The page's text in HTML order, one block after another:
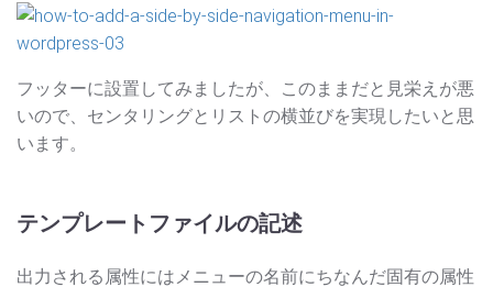
フッターに設置してみましたが、このままだと見栄えが悪
いので、センタリングとリストの横並びを実現したいと思
います。
テンプレートファイルの記述
出力される属性にはメニューの名前にちなんだ固有の属性